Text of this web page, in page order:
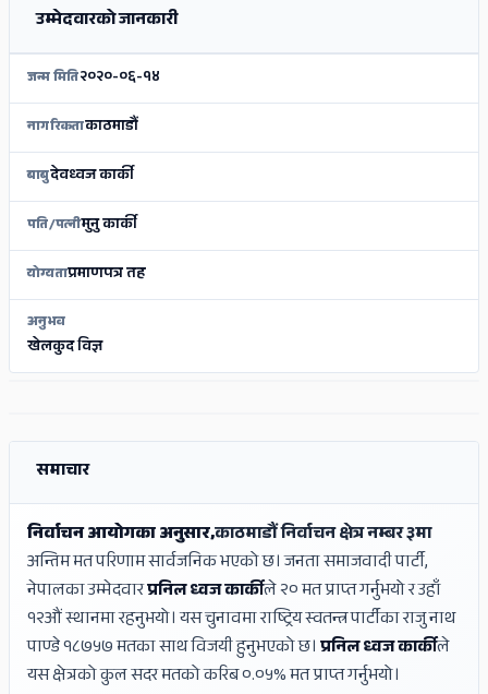
उम्मेदवारको जानकारी
जन्म मिति२०२०-०६-१४
नागरिकताकाठमाडौं
बाबुदेवध्वज कार्की
पति/पत्नीमुनु कार्की
योग्यताप्रमाणपत्र तह
अनुभव
खेलकुद विज्ञ
समाचार
निर्वाचन आयोगका अनुसार,काठमाडौं निर्वाचन क्षेत्र नम्बर ३मा
अन्तिम मत परिणाम सार्वजनिक भएको छ। जनता समाजवादी पार्टी,
नेपालका उम्मेदवारप्रनिल ध्वज कार्कीले २० मत प्राप्त गर्नुभयो र उहाँ
१२औं स्थानमा रहनुभयो। यस चुनावमा राष्ट्रिय स्वतन्त्र पार्टीका राजु नाथ
पाण्डे १८७५७ मतका साथ विजयी हुनुभएको छ।प्रनिल ध्वज कार्कीले
यस क्षेत्रको कुल सदर मतको करिब ०.०५% मत प्राप्त गर्नुभयो।